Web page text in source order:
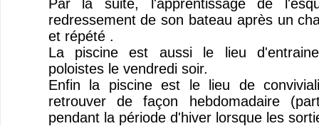
Par la suite, l'apprentissage de
redressement de son bateau après un
et répété .
La piscine est aussi le lieu
poloistes le vendredi soir.
Enfin la piscine est le lieu de
retrouver de façon hebdomadaire
pendant la période d'hiver lorsque les